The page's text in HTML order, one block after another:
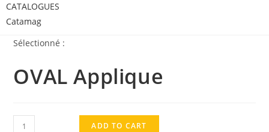
CATALOGUES
Catamag
Sélectionné :
OVAL Applique
ADD TO CART